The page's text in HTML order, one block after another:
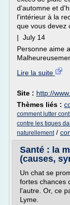
d'automne et
l'intérieur à la
que vous devez
| July 14
Personne aime
Lire la suite
Site : http://
Thèmes liés :
comment lutter
contre les tiques
naturellement/
Santé : la
(causes,
Un chat se
fortes chances
l'autre. Or, ce
Lyme.